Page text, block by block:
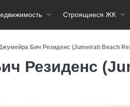
Строящиеся ЖК
Бич Резиденс (Jumeirah Beach
Резиденс